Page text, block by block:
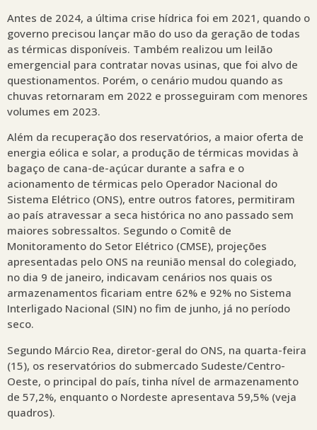
Antes de 2024, a última crise hídrica foi em 2021, quando o
governo precisou lançar mão do uso da geração de todas
as térmicas disponíveis. Também realizou um leilão
emergencial para contratar novas usinas, que foi alvo de
questionamentos. Porém, o cenário mudou quando as
chuvas retornaram em 2022 e prosseguiram com menores
volumes em 2023.
Além da recuperação dos reservatórios, a maior oferta de
energia eólica e solar, a produção de térmicas movidas à
bagaço de cana-de-açúcar durante a safra e o
acionamento de térmicas pelo Operador Nacional do
Sistema Elétrico (ONS), entre outros fatores, permitiram
ao país atravessar a seca histórica no ano passado sem
maiores sobressaltos. Segundo o Comitê de
Monitoramento do Setor Elétrico (CMSE), projeções
apresentadas pelo ONS na reunião mensal do colegiado,
no dia 9 de janeiro, indicavam cenários nos quais os
armazenamentos ficariam entre 62% e 92% no Sistema
Interligado Nacional (SIN) no fim de junho, já no período
seco.
Segundo Márcio Rea, diretor-geral do ONS, na quarta-feira
(15), os reservatórios do submercado Sudeste/Centro-
Oeste, o principal do país, tinha nível de armazenamento
de 57,2%, enquanto o Nordeste apresentava 59,5% (veja
quadros).